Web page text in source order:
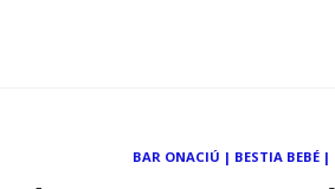
BAR ONACIÚ | BESTIA BEBÉ|